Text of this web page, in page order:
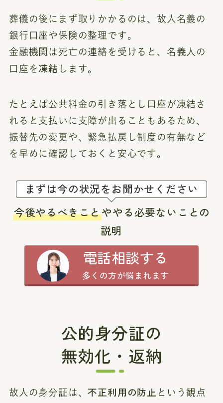
葬儀の後にまず取りかかるのは、故人名義の
銀行口座や保険の整理です。
金融機関は死亡の連絡を受けると、名義人の
口座を凍結 します。
たとえば公共料金の引き落とし口座が凍結さ
れると支払いに支障が出ることもあるため、
振替先の変更や、緊急払戻し制度の有無など
を早めに確認しておくと安心です。
まずは今の状況をお聞かせください
今後やるべきことややる必要ないことの
説明
電話相談する
多くの方が悩まれます
公的身分証の
無効化・返納
故人の身分証は、不正利用の防止 という観点